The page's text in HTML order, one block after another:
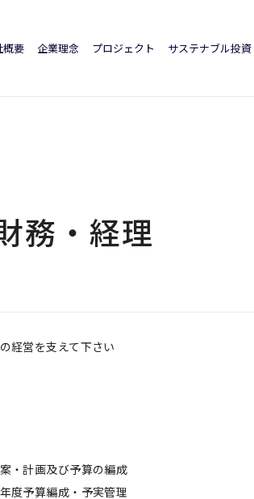
概要 企業理念 プロジェクト サステナブル投資
務・経理
経営を支えて下さい
・計画及び予算の編成
度予算編成・予実管理